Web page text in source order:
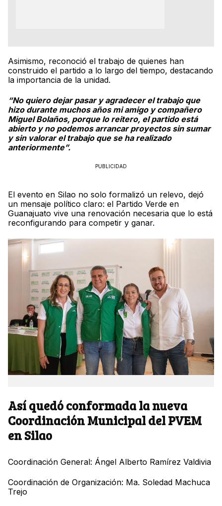
Asimismo, reconoció el trabajo de quienes han
construido el partido a lo largo del tiempo, destacando
la importancia de la unidad.
“No quiero dejar pasar y agradecer el trabajo que
hizo durante muchos años mi amigo y compañero
Miguel Bolaños, porque lo reitero, el partido está
abierto y no podemos arrancar proyectos sin sumar
y sin valorar el trabajo que se ha realizado
anteriormente”.
PUBLICIDAD
El evento en Silao no solo formalizó un relevo, dejó
un mensaje político claro: el Partido Verde en
Guanajuato vive una renovación necesaria que lo está
reconfigurando para competir y ganar.
Así quedó conformada la nueva
Coordinación Municipal del PVEM
en Silao
Coordinación General: Ángel Alberto Ramírez Valdivia
Coordinación de Organización: Ma. Soledad Machuca
Trejo